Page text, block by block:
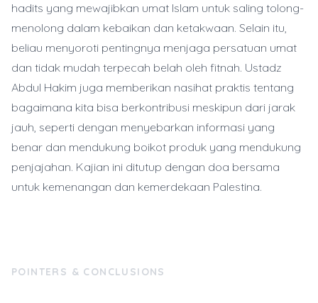
hadits yang mewajibkan umat Islam untuk saling tolong-
menolong dalam kebaikan dan ketakwaan. Selain itu,
beliau menyoroti pentingnya menjaga persatuan umat
dan tidak mudah terpecah belah oleh fitnah. Ustadz
Abdul Hakim juga memberikan nasihat praktis tentang
bagaimana kita bisa berkontribusi meskipun dari jarak
jauh, seperti dengan menyebarkan informasi yang
benar dan mendukung boikot produk yang mendukung
penjajahan. Kajian ini ditutup dengan doa bersama
untuk kemenangan dan kemerdekaan Palestina.
POINTERS & CONCLUSIONS